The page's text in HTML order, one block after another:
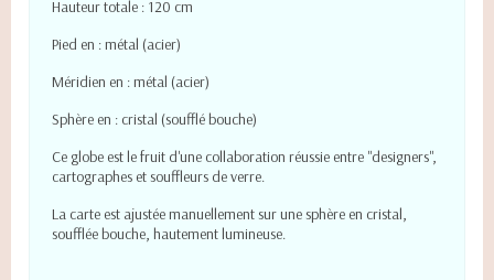
Hauteur totale : 120 cm
Pied en : métal (acier)
Méridien en : métal (acier)
Sphère en : cristal (soufflé bouche)
Ce globe est le fruit d'une collaboration réussie entre "designers",
cartographes et souffleurs de verre.
La carte est ajustée manuellement sur une sphère en cristal,
soufflée bouche, hautement lumineuse.